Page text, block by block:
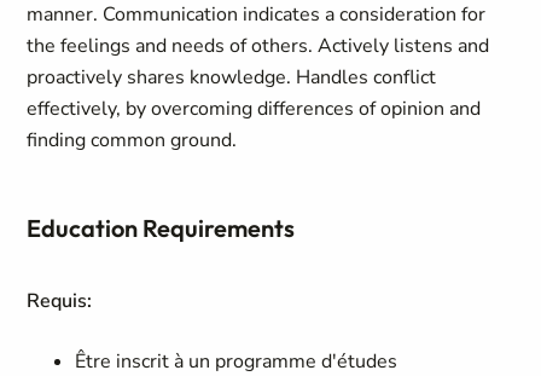
manner. Communication indicates a consideration for
the feelings and needs of others. Actively listens and
proactively shares knowledge. Handles conflict
effectively, by overcoming differences of opinion and
finding common ground.
Education Requirements
Requis:
Être inscrit à un programme d'études